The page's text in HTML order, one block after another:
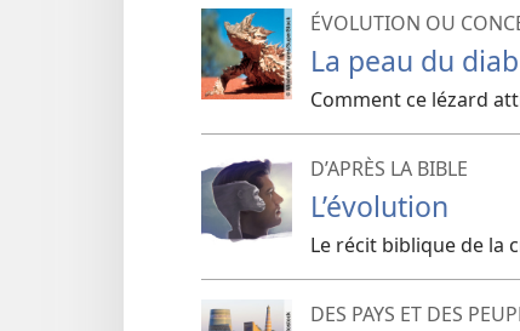
ÉVOLUTION OU
La peau du
Comment ce lézard
D’APRÈS LA BIBLE
L’évolution
Le récit biblique de la
DES PAYS ET DES